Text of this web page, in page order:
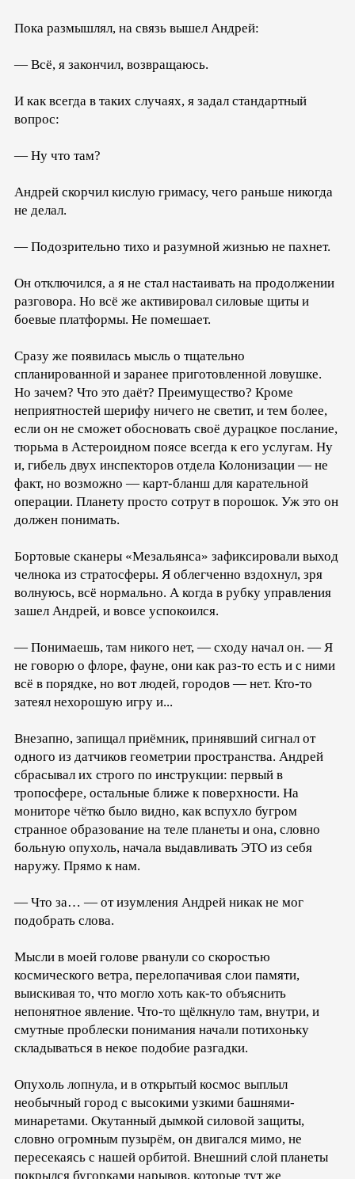
Пока размышлял, на связь вышел Андрей:
— Всё, я закончил, возвращаюсь.
И как всегда в таких случаях, я задал стандартный
вопрос:
— Ну что там?
Андрей скорчил кислую гримасу, чего раньше никогда
не делал.
— Подозрительно тихо и разумной жизнью не пахнет.
Он отключился, а я не стал настаивать на продолжении
разговора. Но всё же активировал силовые щиты и
боевые платформы. Не помешает.
Сразу же появилась мысль о тщательно
спланированной и заранее приготовленной ловушке.
Но зачем? Что это даёт? Преимущество? Кроме
неприятностей шерифу ничего не светит, и тем более,
если он не сможет обосновать своё дурацкое послание,
тюрьма в Астероидном поясе всегда к его услугам. Ну
и, гибель двух инспекторов отдела Колонизации — не
факт, но возможно — карт-бланш для карательной
операции. Планету просто сотрут в порошок. Уж это он
должен понимать.
Бортовые сканеры «Мезальянса» зафиксировали выход
челнока из стратосферы. Я облегченно вздохнул, зря
волнуюсь, всё нормально. А когда в рубку управления
зашел Андрей, и вовсе успокоился.
— Понимаешь, там никого нет, — сходу начал он. — Я
не говорю о флоре, фауне, они как раз-то есть и с ними
всё в порядке, но вот людей, городов — нет. Кто-то
затеял нехорошую игру и...
Внезапно, запищал приёмник, принявший сигнал от
одного из датчиков геометрии пространства. Андрей
сбрасывал их строго по инструкции: первый в
тропосфере, остальные ближе к поверхности. На
мониторе чётко было видно, как вспухло бугром
странное образование на теле планеты и она, словно
больную опухоль, начала выдавливать ЭТО из себя
наружу. Прямо к нам.
— Что за… — от изумления Андрей никак не мог
подобрать слова.
Мысли в моей голове рванули со скоростью
космического ветра, перелопачивая слои памяти,
выискивая то, что могло хоть как-то объяснить
непонятное явление. Что-то щёлкнуло там, внутри, и
смутные проблески понимания начали потихоньку
складываться в некое подобие разгадки.
Опухоль лопнула, и в открытый космос выплыл
необычный город с высокими узкими башнями-
минаретами. Окутанный дымкой силовой защиты,
словно огромным пузырём, он двигался мимо, не
пересекаясь с нашей орбитой. Внешний слой планеты
покрылся бугорками нарывов, которые тут же